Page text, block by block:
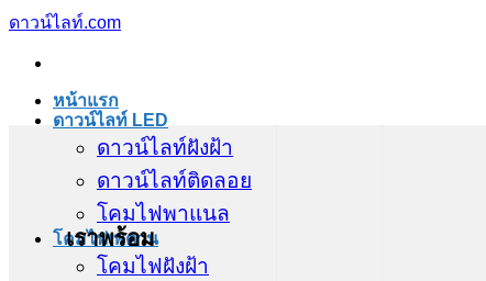
ข้าม
เนื้อหา
ดาวน์ไลท์.com
หน้าแรก
ดาวน์ไลท์ LED
ดาวน์ไลท์ฝังฝ้า
ดาวน์ไลท์ติดลอย
โคมไฟพาแนล
โคมไฟเพดาน
โคมไฟฝังฝ้า
เราพร้อม